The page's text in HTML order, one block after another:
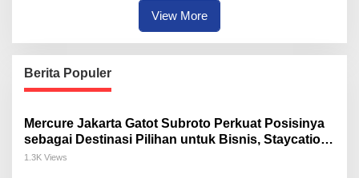
View More
Berita Populer
Mercure Jakarta Gatot Subroto Perkuat Posisinya
sebagai Destinasi Pilihan untuk Bisnis, Staycation,
Meeting, dan Kuliner di Jakarta Selatan
1.3K Views